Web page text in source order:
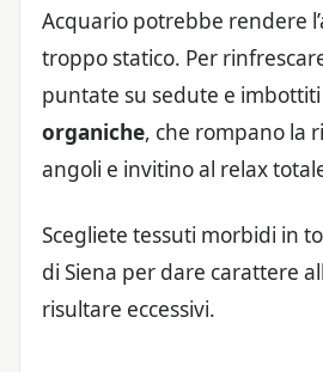
Acquario potrebbe rendere
troppo statico. Per
puntate su sedute e
organiche, che rompano la
angoli e invitino al relax
Scegliete tessuti morbidi in
di Siena per dare carattere
risultare eccessivi.